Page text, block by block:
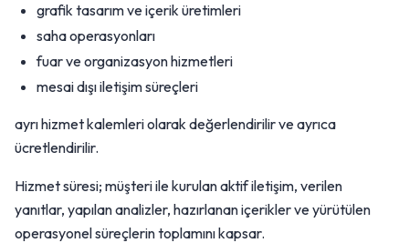
grafik tasarım ve içerik üretimleri
saha operasyonları
fuar ve organizasyon hizmetleri
mesai dışı iletişim süreçleri
ayrı hizmet kalemleri olarak değerlendirilir ve ayrıca
ücretlendirilir.
Hizmet süresi; müşteri ile kurulan aktif iletişim, verilen
yanıtlar, yapılan analizler, hazırlanan içerikler ve yürütülen
operasyonel süreçlerin toplamını kapsar.